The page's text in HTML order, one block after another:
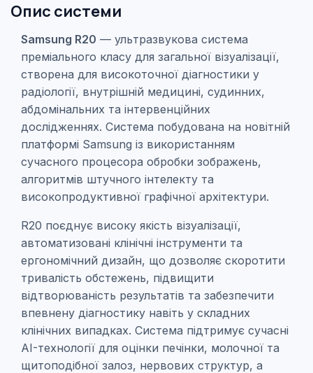
Опис системи
Samsung R20 — ультразвукова система
преміального класу для загальної візуалізації,
створена для високоточної діагностики у
радіології, внутрішній медицині, судинних,
абдомінальних та інтервенційних
дослідженнях. Система побудована на новітній
платформі Samsung із використанням
сучасного процесора обробки зображень,
алгоритмів штучного інтелекту та
високопродуктивної графічної архітектури.
R20 поєднує високу якість візуалізації,
автоматизовані клінічні інструменти та
ергономічний дизайн, що дозволяє скоротити
тривалість обстежень, підвищити
відтворюваність результатів та забезпечити
впевнену діагностику навіть у складних
клінічних випадках. Система підтримує сучасні
AI-технології для оцінки печінки, молочної та
щитоподібної залоз, нервових структур, а